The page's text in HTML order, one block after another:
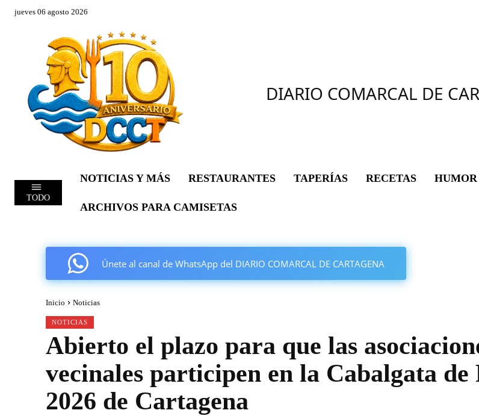
jueves 06 agosto 2026
DIARIO COMARCAL DE
TODO
NOTICIAS Y MÁS RESTAURANTES TAPERÍAS RECETAS HUMOR
ARCHIVOS PARA CAMISETAS
Únete al canal de WhatsApp del DIARIO COMARCAL DE CARTAGENA
Inicio Noticias
NOTICIAS
Abierto el plazo para que las
vecinales participen en la Cabalgata de
2026 de Cartagena